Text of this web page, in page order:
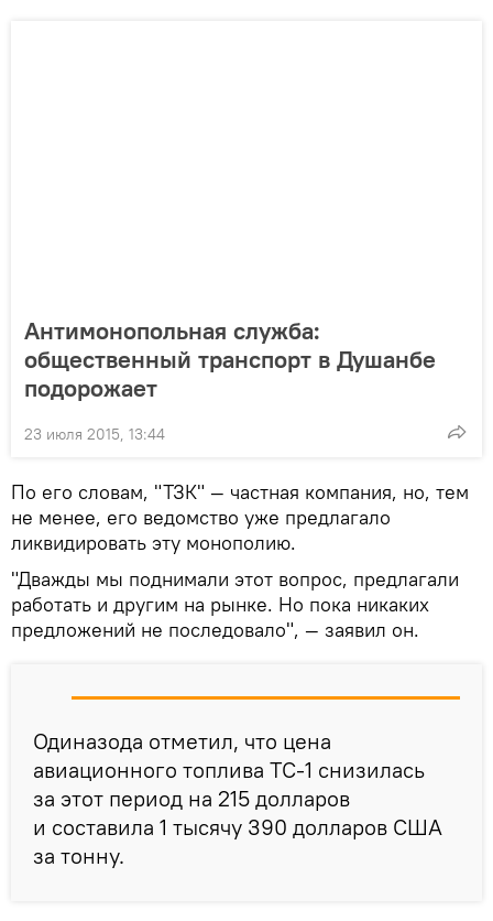
Антимонопольная служба:
общественный транспорт в Душанбе
подорожает
23 июля 2015, 13:44
По его словам, "ТЗК" — частная компания, но, тем
не менее, его ведомство уже предлагало
ликвидировать эту монополию.
"Дважды мы поднимали этот вопрос, предлагали
работать и другим на рынке. Но пока никаких
предложений не последовало", — заявил он.
Одиназода отметил, что цена
авиационного топлива ТС-1 снизилась
за этот период на 215 долларов
и составила 1 тысячу 390 долларов США
за тонну.